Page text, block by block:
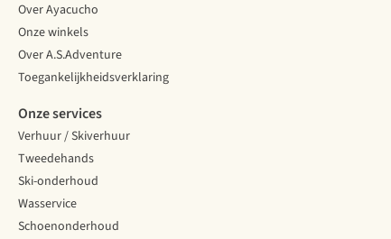
Over Ayacucho
Onze winkels
Over A.S.Adventure
Toegankelijkheidsverklaring
Onze services
Verhuur / Skiverhuur
Tweedehands
Ski-onderhoud
Wasservice
Schoenonderhoud